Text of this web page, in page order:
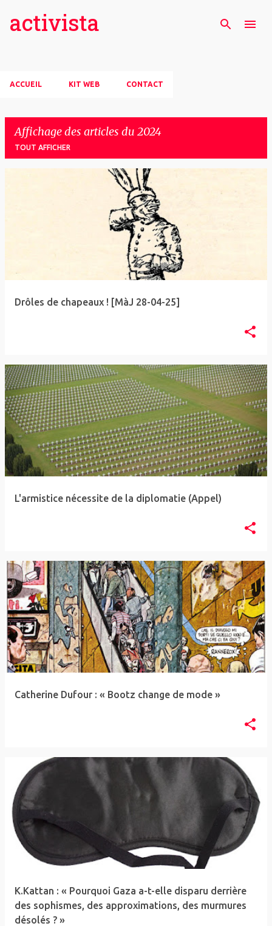
Accéder au contenu principal
activista
ACCUEIL KIT WEB CONTACT
Affichage des articles du 2024
TOUT AFFICHER
Drôles de chapeaux ! [MàJ 28-04-25]
L'armistice nécessite de la diplomatie (Appel)
Catherine Dufour : « Bootz change de mode »
K.Kattan : « Pourquoi Gaza a-t-elle disparu derrière
des sophismes, des approximations, des murmures
désolés ? »